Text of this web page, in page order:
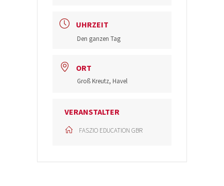
UHRZEIT
Den ganzen Tag
ORT
Groß Kreutz, Havel
VERANSTALTER
FASZIO EDUCATION GBR